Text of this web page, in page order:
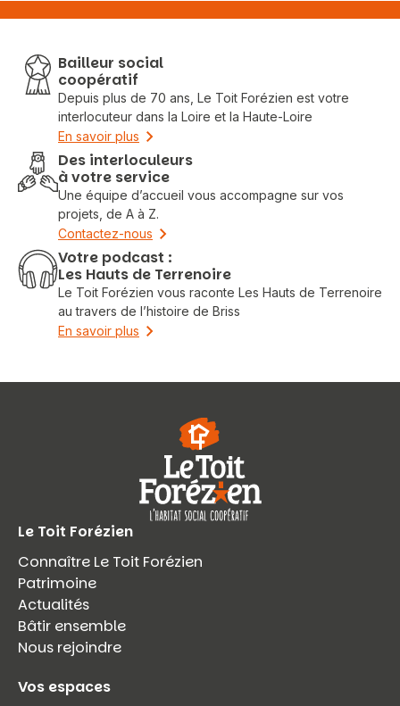
Bailleur social
coopératif
Depuis plus de 70 ans, Le Toit Forézien est votre
interlocuteur dans la Loire et la Haute-Loire
En savoir plus
Des interloculeurs
à votre service
Une équipe d’accueil vous accompagne sur vos
projets, de A à Z.
Contactez-nous
Votre podcast :
Les Hauts de Terrenoire
Le Toit Forézien vous raconte Les Hauts de Terrenoire
au travers de l’histoire de Briss
En savoir plus
Le Toit Forézien
Connaître Le Toit Forézien
Patrimoine
Actualités
Bâtir ensemble
Nous rejoindre
Vos espaces